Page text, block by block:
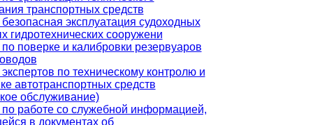
транспортных средств
эксплуатация судоходных
гидротехнических сооружени
поверке и калибровки резервуаров
по техническому контролю и
автотранспортных средств
обслуживание)
работе со служебной информацией,
в документах об